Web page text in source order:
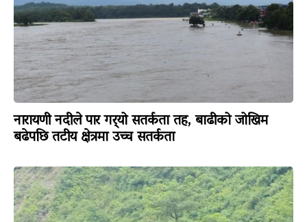
नारायणी नदीले पार गर्‍यो सतर्कता तह, बाढीको जोखिम
बढेपछि तटीय क्षेत्रमा उच्च सतर्कता